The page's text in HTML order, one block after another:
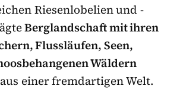
Riesenlobelien und -
Berglandschaft mit ihren
Flussläufen, Seen,
Wäldern
einer fremdartigen Welt.